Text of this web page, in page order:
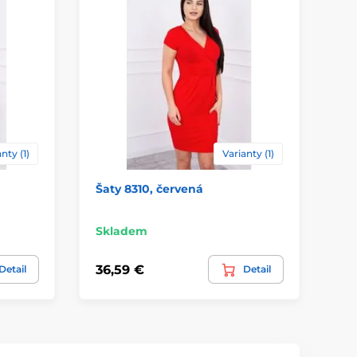
(1)
Detail
Varianty (1)
Šaty 8310, červená
Skladem
36,59 € Detail